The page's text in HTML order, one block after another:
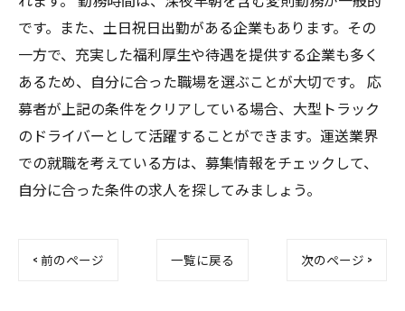
です。また、土日祝日出勤がある企業もあります。その
一方で、充実した福利厚生や待遇を提供する企業も多く
あるため、自分に合った職場を選ぶことが大切です。 応
募者が上記の条件をクリアしている場合、大型トラック
のドライバーとして活躍することができます。運送業界
での就職を考えている方は、募集情報をチェックして、
自分に合った条件の求人を探してみましょう。
< 前のページ 一覧に戻る 次のページ >